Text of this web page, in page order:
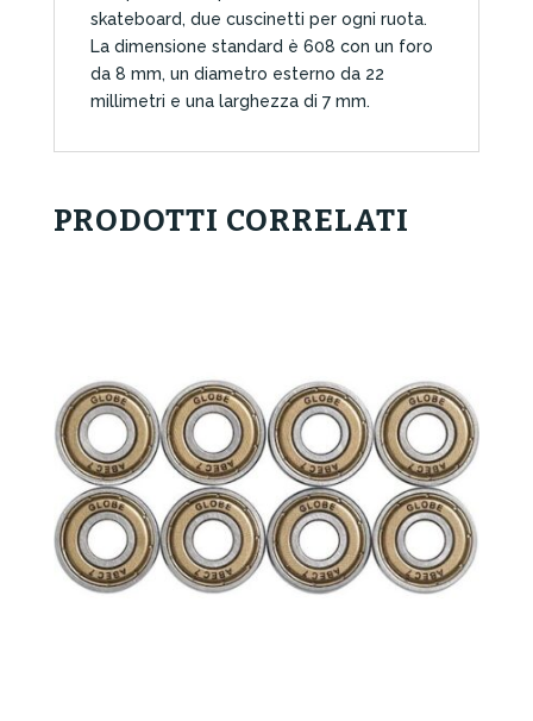
skateboard, due cuscinetti per ogni ruota.
La dimensione standard è 608 con un foro
da 8 mm, un diametro esterno da 22
millimetri e una larghezza di 7 mm.
PRODOTTI CORRELATI